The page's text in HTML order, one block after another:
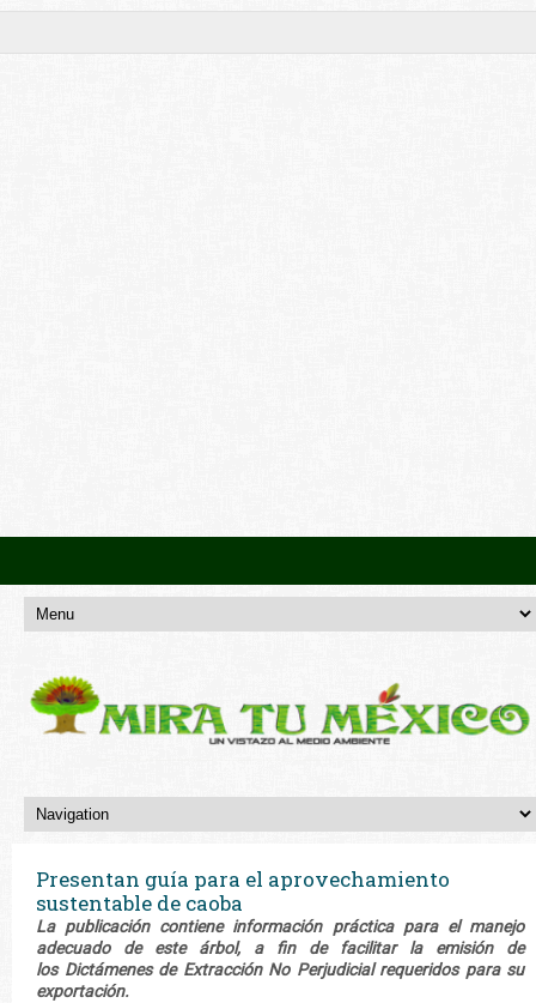
Presentan guía para el aprovechamiento
sustentable de caoba
La publicación contiene información práctica para el manejo
adecuado de este árbol, a fin de facilitar la emisión de
los Dictámenes de Extracción No Perjudicial requeridos para su
exportación.